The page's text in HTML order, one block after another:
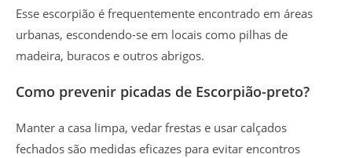
Esse escorpião é frequentemente encontrado em áreas
urbanas, escondendo-se em locais como pilhas de
madeira, buracos e outros abrigos.
Como prevenir picadas de Escorpião-preto?
Manter a casa limpa, vedar frestas e usar calçados
fechados são medidas eficazes para evitar encontros